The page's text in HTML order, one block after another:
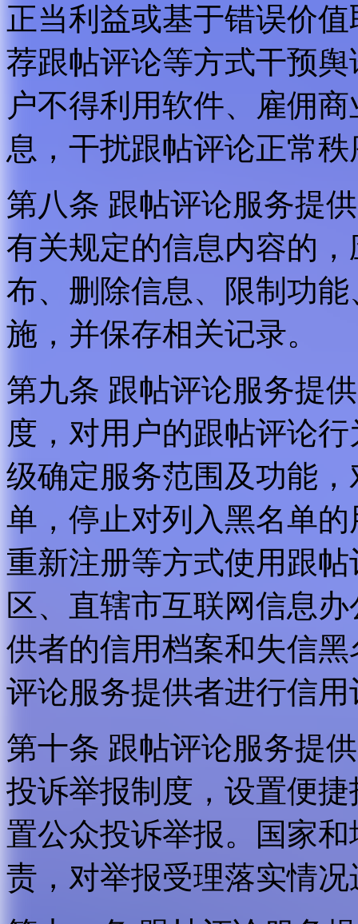
正当利益或基于错误价
荐跟帖评论等方式干预
户不得利用软件、雇佣
息，干扰跟帖评论正常
第八条 跟帖评论服务提
有关规定的信息内容的
布、删除信息、限制功
施，并保存相关记录。
第九条 跟帖评论服务提
度，对用户的跟帖评论
级确定服务范围及功能
单，停止对列入黑名单
重新注册等方式使用跟
区、直辖市互联网信息
供者的信用档案和失信
评论服务提供者进行信用
第十条 跟帖评论服务提
投诉举报制度，设置便
置公众投诉举报。国家
责，对举报受理落实情